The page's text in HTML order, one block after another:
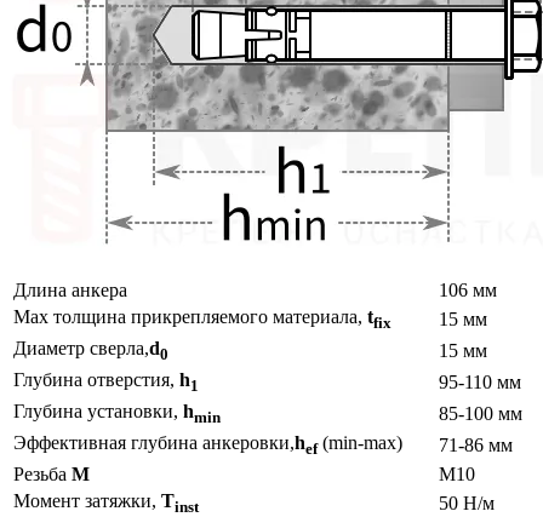
Длина анкера
106 мм
Max толщина прикрепляемого материала, tfix
15 мм
Диаметр сверла,d0
15 мм
Глубина отверстия, h1
95-110 мм
Глубина установки, hmin
85-100 мм
Эффективная глубина анкеровки,hef(min-max)
71-86 мм
Резьба М
М10
Момент затяжки, Tinst 50 Н/м